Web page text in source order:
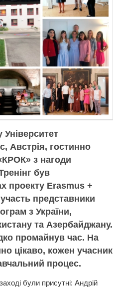
Університет
Австрія, гостинно
з нагоди
був
проекту Erasmus +
представники
з України,
та Азербайджану.
промайнув час. На
цікаво, кожен учасник
процес.
були присутні: Андрій